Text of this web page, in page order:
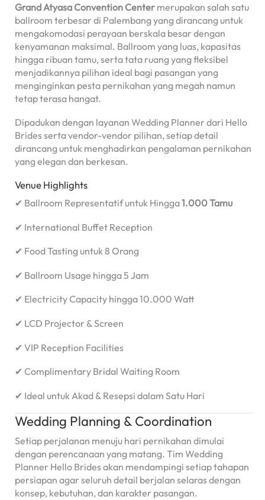
Grand Atyasa Convention Center merupakan salah satu
ballroom terbesar di Palembang yang dirancang untuk
mengakomodasi perayaan berskala besar dengan
kenyamanan maksimal. Ballroom yang luas, kapasitas
hingga ribuan tamu, serta tata ruang yang fleksibel
menjadikannya pilihan ideal bagi pasangan yang
menginginkan pesta pernikahan yang megah namun
tetap terasa hangat.
Dipadukan dengan layanan Wedding Planner dari Hello
Brides serta vendor-vendor pilihan, setiap detail
dirancang untuk menghadirkan pengalaman pernikahan
yang elegan dan berkesan.
Venue Highlights
✔ Ballroom Representatif untuk Hingga1.000 Tamu
✔ International Buffet Reception
✔ Food Tasting untuk 8 Orang
✔ Ballroom Usage hingga 5 Jam
✔ Electricity Capacity hingga 10.000 Watt
✔ LCD Projector & Screen
✔ VIP Reception Facilities
✔ Complimentary Bridal Waiting Room
✔ Ideal untuk Akad & Resepsi dalam Satu Hari
Wedding Planning & Coordination
Setiap perjalanan menuju hari pernikahan dimulai
dengan perencanaan yang matang. Tim Wedding
Planner Hello Brides akan mendampingi setiap tahapan
persiapan agar seluruh detail berjalan selaras dengan
konsep, kebutuhan, dan karakter pasangan.